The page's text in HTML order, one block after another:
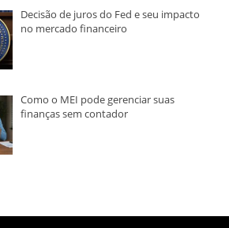
Decisão de juros do Fed e seu impacto
no mercado financeiro
Como o MEI pode gerenciar suas
finanças sem contador